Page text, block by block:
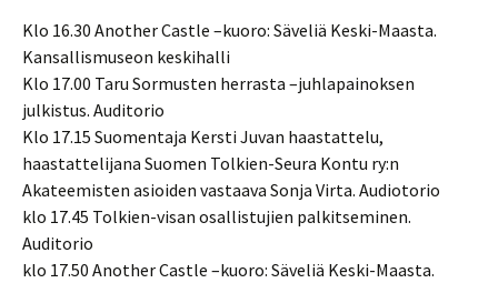
Klo 16.30 Another Castle –kuoro: Säveliä Keski-Maasta.
Kansallismuseon keskihalli
Klo 17.00 Taru Sormusten herrasta –juhlapainoksen
julkistus. Auditorio
Klo 17.15 Suomentaja Kersti Juvan haastattelu,
haastattelijana Suomen Tolkien-Seura Kontu ry:n
Akateemisten asioiden vastaava Sonja Virta. Audiotorio
klo 17.45 Tolkien-visan osallistujien palkitseminen.
Auditorio
klo 17.50 Another Castle –kuoro: Säveliä Keski-Maasta.